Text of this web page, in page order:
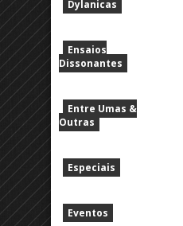
Dylanicas
Ensaios
Dissonantes
Entre Umas &
Outras
Especiais
Eventos